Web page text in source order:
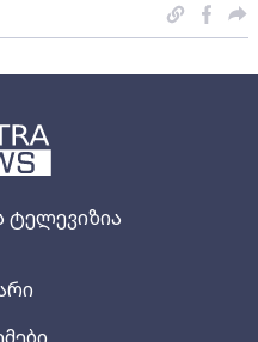
ტელევიზია